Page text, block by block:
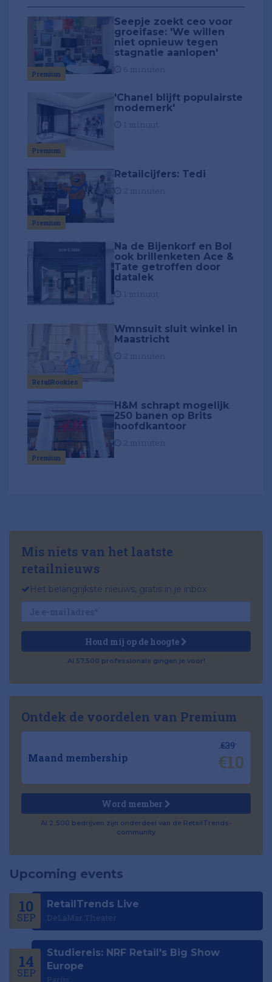
Premium
Seepje zoekt ceo voor
groeifase: 'We willen
niet opnieuw tegen
stagnatie aanlopen'
Premium
'Chanel blijft populairste
modemerk'
Premium
Retailcijfers: Tedi
Na de Bijenkorf en Bol
ook brillenketen Ace &
Tate getroffen door
datalek
RetailRookies
Wmnsuit sluit winkel in
Maastricht
Premium
H&M schrapt mogelijk
250 banen op Brits
hoofdkantoor
Mis niets van het laatste
retailnieuws
Het belangrijkste nieuws, gratis in je inbox
Houd mij op de hoogte
Al 57.500 professionals gingen je voor!
Ontdek de voordelen van Premium
Maand membership
€39
€10
Word member
Al 2.500 bedrijven zijn onderdeel van de RetailTrends-
community
Upcoming events
10
SEP
RetailTrends Live
DeLaMar Theater
14
SEP
Studiereis: NRF Retail's Big Show
Europe
Parijs